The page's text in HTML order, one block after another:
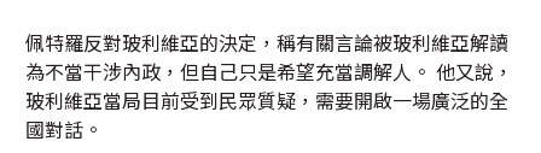
佩特羅反對玻利維亞的決定，稱有關言論被玻利維亞解讀
為不當干涉內政，但自己只是希望充當調解人。 他又說，
玻利維亞當局目前受到民眾質疑，需要開啟一場廣泛的全
國對話。